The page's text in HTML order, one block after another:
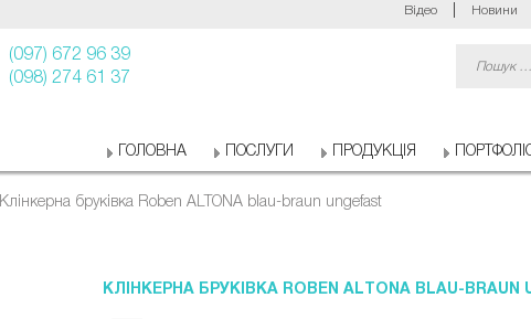
Відео Новини
(097) 672 96 39
(098) 274 61 37
ГОЛОВНА ПОСЛУГИ ПРОДУКЦІЯ
Клінкерна бруківка Roben ALTONA blau-braun ungefast
КЛІНКЕРНА БРУКІВКА ROBEN ALTONA BLAU-BRAUN